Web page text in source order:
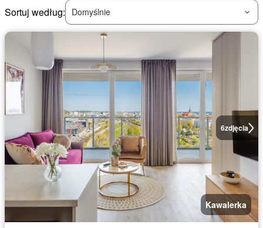
Sortuj według:
Domyślnie
6zdjęcia
Kawalerka